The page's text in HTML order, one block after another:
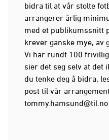
bidra til at vår stolte
arrangerer årlig
med et publikumssnitt
krever ganske mye, av
Vi har rundt 100
sier det seg selv at det
du tenke deg å bidra,
post til vår
tommy.hamsund@til.no